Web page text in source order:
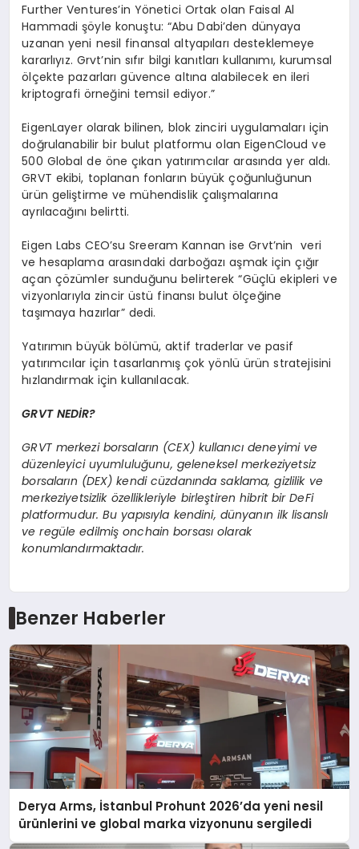
Further Ventures’in Yönetici Ortak olan Faisal Al
Hammadi şöyle konuştu: “Abu Dabi’den dünyaya
uzanan yeni nesil finansal altyapıları desteklemeye
kararlıyız. Grvt’nin sıfır bilgi kanıtları kullanımı, kurumsal
ölçekte pazarları güvence altına alabilecek en ileri
kriptografi örneğini temsil ediyor.”
EigenLayer olarak bilinen, blok zinciri uygulamaları için
doğrulanabilir bir bulut platformu olan EigenCloud ve
500 Global de öne çıkan yatırımcılar arasında yer aldı.
GRVT ekibi, toplanan fonların büyük çoğunluğunun
ürün geliştirme ve mühendislik çalışmalarına
ayrılacağını belirtti.
Eigen Labs CEO’su Sreeram Kannan ise Grvt’nin veri
ve hesaplama arasındaki darboğazı aşmak için çığır
açan çözümler sunduğunu belirterek “Güçlü ekipleri ve
vizyonlarıyla zincir üstü finansı bulut ölçeğine
taşımaya hazırlar” dedi.
Yatırımın büyük bölümü, aktif traderlar ve pasif
yatırımcılar için tasarlanmış çok yönlü ürün stratejisini
hızlandırmak için kullanılacak.
GRVT NEDİR?
GRVT merkezi borsaların (CEX) kullanıcı deneyimi ve
düzenleyici uyumluluğunu, geleneksel merkeziyetsiz
borsaların (DEX) kendi cüzdanında saklama, gizlilik ve
merkeziyetsizlik özellikleriyle birleştiren hibrit bir DeFi
platformudur. Bu yapısıyla kendini, dünyanın ilk lisanslı
ve regüle edilmişonchain borsası olarak
konumlandırmaktadır.
Benzer Haberler
Derya Arms, İstanbul Prohunt 2026’da yeni nesil
ürünlerini ve global marka vizyonunu sergiledi